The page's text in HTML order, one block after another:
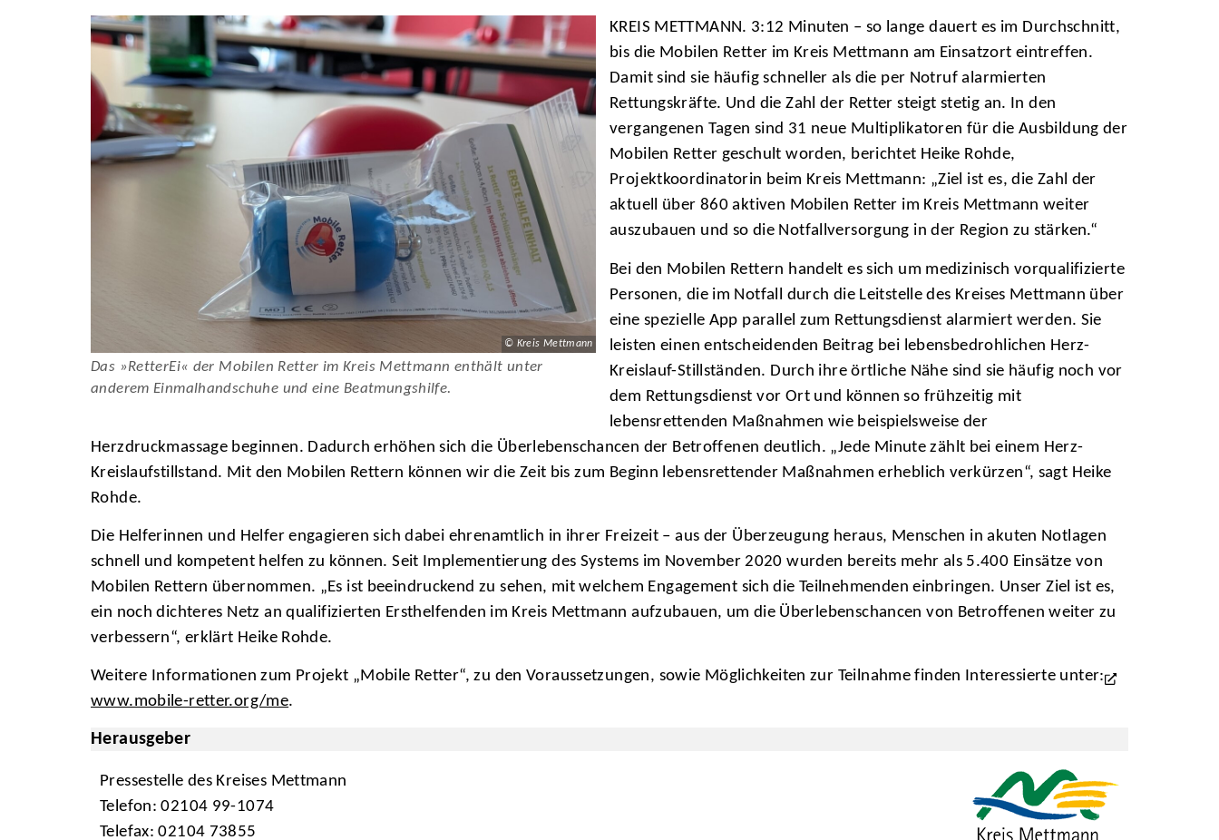
© Kreis Mettmann
Das »RetterEi« der Mobilen Retter im Kreis Mettmann enthält unter
anderem Einmalhandschuhe und eine Beatmungshilfe.
KREIS METTMANN. 3:12 Minuten – so lange dauert es im Durchschnitt,
bis die Mobilen Retter im Kreis Mettmann am Einsatzort eintreffen.
Damit sind sie häufig schneller als die per Notruf alarmierten
Rettungskräfte. Und die Zahl der Retter steigt stetig an. In den
vergangenen Tagen sind 31 neue Multiplikatoren für die Ausbildung der
Mobilen Retter geschult worden, berichtet Heike Rohde,
Projektkoordinatorin beim Kreis Mettmann: „Ziel ist es, die Zahl der
aktuell über 860 aktiven Mobilen Retter im Kreis Mettmann weiter
auszubauen und so die Notfallversorgung in der Region zu stärken.“
Bei den Mobilen Rettern handelt es sich um medizinisch vorqualifizierte
Personen, die im Notfall durch die Leitstelle des Kreises Mettmann über
eine spezielle App parallel zum Rettungsdienst alarmiert werden. Sie
leisten einen entscheidenden Beitrag bei lebensbedrohlichen Herz-
Kreislauf-Stillständen. Durch ihre örtliche Nähe sind sie häufig noch vor
dem Rettungsdienst vor Ort und können so frühzeitig mit
lebensrettenden Maßnahmen wie beispielsweise der
Herzdruckmassage beginnen. Dadurch erhöhen sich die Überlebenschancen der Betroffenen deutlich. „Jede Minute zählt bei einem Herz-
Kreislaufstillstand. Mit den Mobilen Rettern können wir die Zeit bis zum Beginn lebensrettender Maßnahmen erheblich verkürzen“, sagt Heike
Rohde.
Die Helferinnen und Helfer engagieren sich dabei ehrenamtlich in ihrer Freizeit – aus der Überzeugung heraus, Menschen in akuten Notlagen
schnell und kompetent helfen zu können. Seit Implementierung des Systems im November 2020 wurden bereits mehr als 5.400 Einsätze von
Mobilen Rettern übernommen. „Es ist beeindruckend zu sehen, mit welchem Engagement sich die Teilnehmenden einbringen. Unser Ziel ist es,
ein noch dichteres Netz an qualifizierten Ersthelfenden im Kreis Mettmann aufzubauen, um die Überlebenschancen von Betroffenen weiter zu
verbessern“, erklärt Heike Rohde.
Weitere Informationen zum Projekt „Mobile Retter“, zu den Voraussetzungen, sowie Möglichkeiten zur Teilnahme finden Interessierte unter:
www.mobile-retter.org/me.
Herausgeber
Pressestelle des Kreises Mettmann
Telefon: 02104 99-1074
Telefax: 02104 73855